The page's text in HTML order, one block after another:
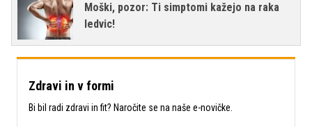
Moški, pozor: Ti simptomi kažejo na raka
ledvic!
Zdravi in v formi
Bi bil radi zdravi in fit? Naročite se na naše e-novičke.